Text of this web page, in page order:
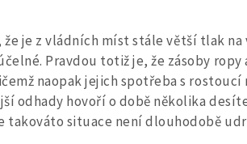
že je z vládních míst stále větší tlak
Pravdou totiž je, že zásoby
naopak jejich spotřeba s rostoucí
odhady hovoří o době několika
takováto situace není dlouhodobě